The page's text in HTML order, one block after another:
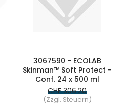
3067590 - ECOLAB
Skinman™ Soft Protect -
Conf. 24 x 500 ml
CHF 306.20
(Zzgl. Steuern)